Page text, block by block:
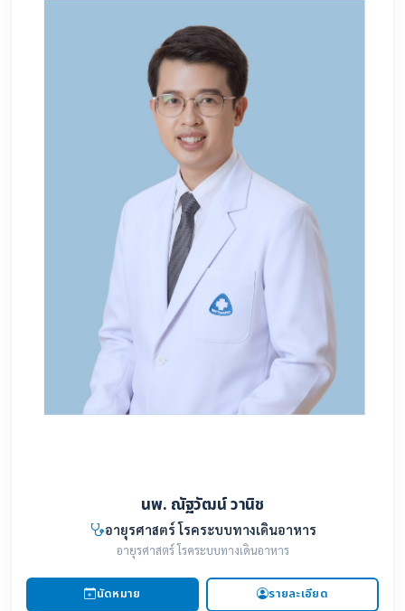
นพ. ณัฐวัฒน์ วานิช
อายุรศาสตร์ โรคระบบทางเดินอาหาร
อายุรศาสตร์ โรคระบบทางเดินอาหาร
นัดหมาย รายละเอียด